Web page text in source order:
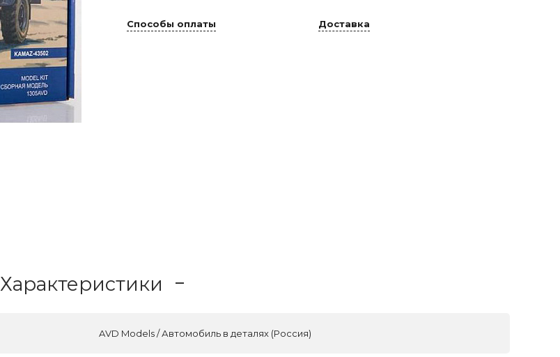
Способы оплаты Доставка
Характеристики
AVD Models / Автомобиль в деталях (Россия)